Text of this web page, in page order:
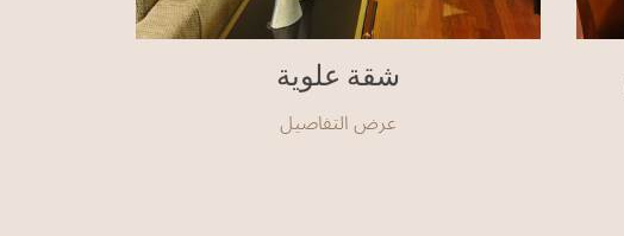
شقة علوية
عرض التفاصيل